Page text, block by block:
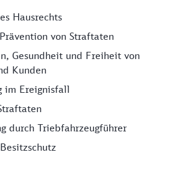
Hausrechts
von Straftaten
Gesundheit und Freiheit von
Kunden
im Ereignisfall
durch Triebfahrzeugführer